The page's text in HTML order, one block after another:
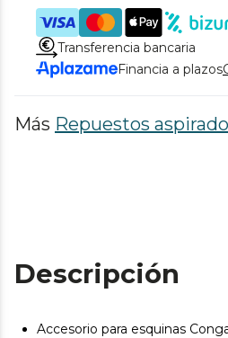
Transferencia bancaria
Financia a plazos
Más Repuestos
Descripción
Accesorio para esquinas